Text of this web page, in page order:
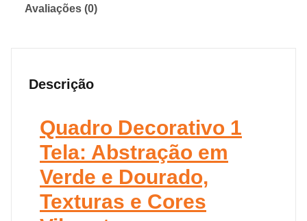
Avaliações (0)
Descrição
Quadro Decorativo 1
Tela: Abstração em
Verde e Dourado,
Texturas e Cores